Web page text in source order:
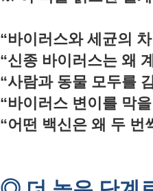
“바이러스와 세균의
“신종 바이러스는 왜
“사람과 동물 모두를
“바이러스 변이를 막
“어떤 백신은 왜 두 번